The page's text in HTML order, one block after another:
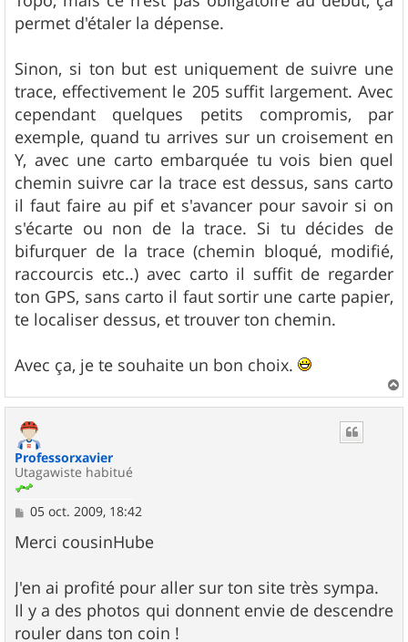
permet d'étaler la dépense.
Sinon, si ton but est uniquement de suivre une
trace, effectivement le 205 suffit largement. Avec
cependant quelques petits compromis, par
exemple, quand tu arrives sur un croisement en
Y, avec une carto embarquée tu vois bien quel
chemin suivre car la trace est dessus, sans carto
il faut faire au pif et s'avancer pour savoir si on
s'écarte ou non de la trace. Si tu décides de
bifurquer de la trace (chemin bloqué, modifié,
raccourcis etc..) avec carto il suffit de regarder
ton GPS, sans carto il faut sortir une carte papier,
te localiser dessus, et trouver ton chemin.
Avec ça, je te souhaite un bon choix.
a
Professorxavier
Utagawiste habitué
M
s
s
g
e
05 oct. 2009, 18:42
Merci cousinHube
J'en ai profité pour aller sur ton site très sympa.
Il y a des photos qui donnent envie de descendre
rouler dans ton coin !